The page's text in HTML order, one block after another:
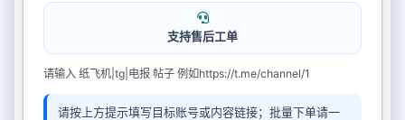
支持售后工单
请输入 纸飞机|tg|电报 帖子 例如https://t.me/channel/1
请按上方提示填写目标账号或内容链接；批量下单请一